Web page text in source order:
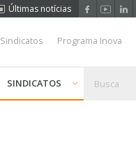
Últimas notícias
Programa Inova
SINDICATOS